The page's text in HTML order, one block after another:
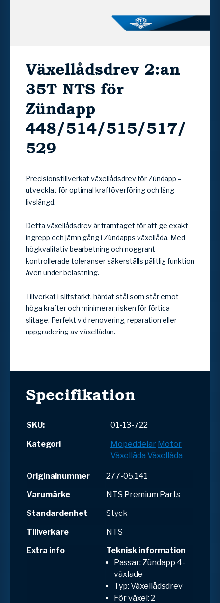
Växellådsdrev 2:an
35T NTS för
Zündapp
448/514/515/517/
529
Precisionstillverkat växellådsdrev för Zündapp –
utvecklat för optimal kraftöverföring och lång
livslängd.
Detta växellådsdrev är framtaget för att ge exakt
ingrepp och jämn gång i Zündapps växellåda. Med
högkvalitativ bearbetning och noggrant
kontrollerade toleranser säkerställs pålitlig funktion
även under belastning.
Tillverkat i slitstarkt, härdat stål som står emot
höga krafter och minimerar risken för förtida
slitage. Perfekt vid renovering, reparation eller
uppgradering av växellådan.
Specifikation
SKU:
01-13-722
Kategori
Mopeddelar Motor
Växellåda Växellåda
Originalnummer
277-05.141
Varumärke
NTS Premium Parts
Standardenhet
Styck
Tillverkare
NTS
Extra info
Teknisk information
Passar: Zündapp 4-
växlade
Typ: Växellådsdrev
För växel: 2